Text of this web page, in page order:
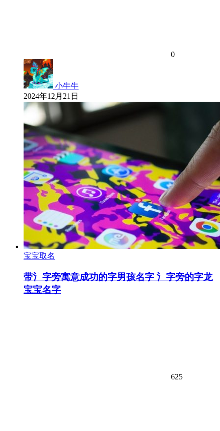
0
小牛牛
2024年12月21日
宝宝取名
带氵字旁寓意成功的字男孩名字 氵字旁的字龙
宝宝名字
625